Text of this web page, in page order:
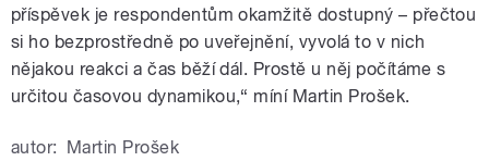
příspěvek je respondentům okamžitě dostupný – přečtou
si ho bezprostředně po uveřejnění, vyvolá to v nich
nějakou reakci a čas běží dál. Prostě u něj počítáme s
určitou časovou dynamikou,“ míní Martin Prošek.
autor: Martin Prošek